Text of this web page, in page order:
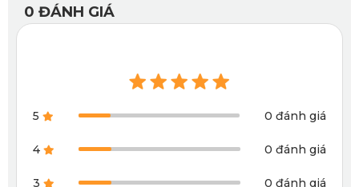
Xem thêm >>>Thảm lót sàn ô tô mazda cx 8
0 ĐÁNH GIÁ
5 0 đánh giá
4 0 đánh giá
3 0 đánh giá